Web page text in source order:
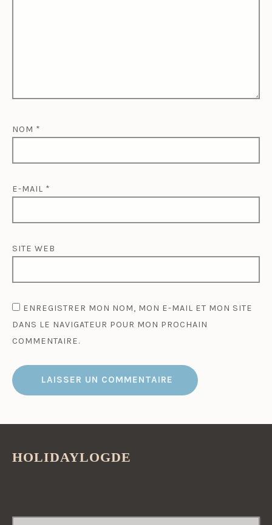
NOM *
E-MAIL *
SITE WEB
ENREGISTRER MON NOM, MON E-MAIL ET MON SITE
DANS LE NAVIGATEUR POUR MON PROCHAIN
COMMENTAIRE.
HOLIDAYLOGDE